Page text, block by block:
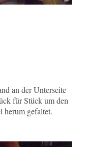
an der Unterseite
für Stück um den
herum gefaltet.